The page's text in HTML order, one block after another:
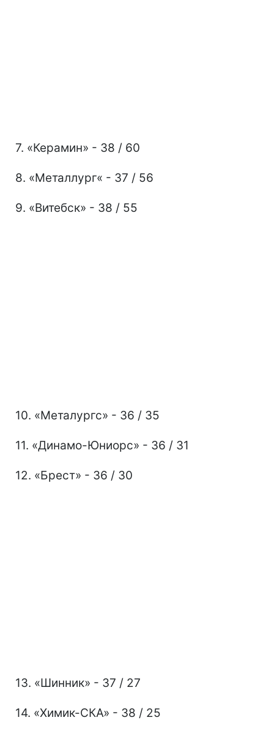
7. «Керамин» - 38 / 60
8. «Металлург« - 37 / 56
9. «Витебск» - 38 / 55
10. «Металургс» - 36 / 35
11. «Динамо-Юниорс» - 36 / 31
12. «Брест» - 36 / 30
13. «Шинник» - 37 / 27
14. «Химик-СКА» - 38 / 25